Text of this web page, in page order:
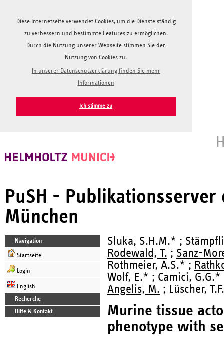
Diese Internetseite verwendet Cookies, um die Dienste ständig
zu verbessern und bestimmte Features zu ermöglichen.
Durch die Nutzung unserer Webseite stimmen Sie der
Nutzung von Cookies zu.
In unserer Datenschutzerklärung finden Sie mehr
Informationen
Ich stimme zu
PuSH -
München
Navigation
Startseite
Login
English
Recherche
Hilfe & Kontakt
Sluka, S.H.M.* ;
Rodewald, T. ; Sanz-
Rothmeier, A.S.* ;
Wolf, E.* ; Camici,
Angelis, M. ; Lüscher,
Murine tissue
phenotype with